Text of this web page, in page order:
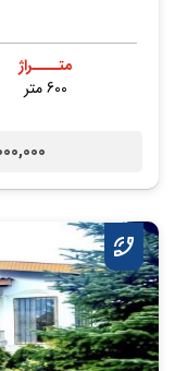
متــــراژ
600 متر